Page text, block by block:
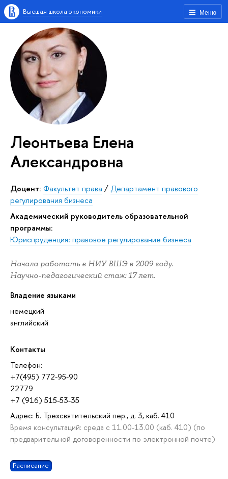
Меню
Высшая школа экономики
Леонтьева Елена
Александровна
Доцент: Факультет права /Департамент правового
регулирования бизнеса
Академический руководитель образовательной
программы:
Юриспруденция: правовое регулирование бизнеса
Начала работать в НИУ ВШЭ в 2009 году.
Научно-педагогический стаж: 17 лет.
Владение языками
немецкий
английский
Контакты
Телефон:
+7(495) 772-95-90
22779
+7 (916) 515-53-35
Адрес: Б. Трехсвятительский пер., д. 3, каб. 410
Время консультаций: среда с 11.00-13.00 (каб. 410) (по
предварительной договоренности по электронной почте)
Расписание